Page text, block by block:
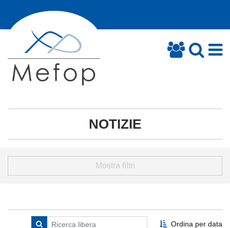
NOTIZIE
Mostra filtri
Ordina per data